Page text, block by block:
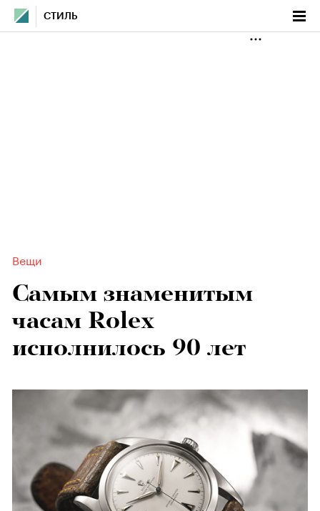
СТИЛЬ
Вещи
Самым знаменитым
часам Rolex
исполнилось 90 лет